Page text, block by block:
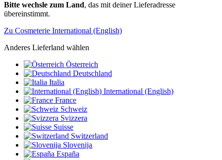
Bitte wechsle zum Land, das mit deiner Lieferadresse
übereinstimmt.
Zu Cosmeterie International (English)
Anderes Lieferland wählen
Österreich
Deutschland
Italia
International (English)
France
Schweiz
Svizzera
Suisse
Switzerland
Slovenija
España